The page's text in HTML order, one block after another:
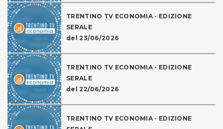
TRENTINO TV ECONOMIA - EDIZIONE
SERALE
del 23/06/2026
TRENTINO TV ECONOMIA - EDIZIONE
SERALE
del 22/06/2026
TRENTINO TV ECONOMIA - EDIZIONE